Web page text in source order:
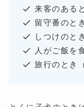
来客のある
留守番のと
しつけのと
人がご飯を
旅行のとき